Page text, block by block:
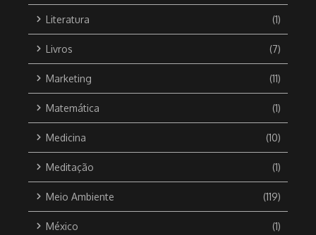
Literatura (1)
Livros (7)
Marketing (11)
Matemática (1)
Medicina (10)
Meditação (1)
Meio Ambiente (119)
México (1)